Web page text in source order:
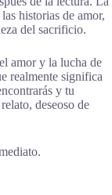
historias de amor,
del sacrificio.
amor y la lucha de
realmente significa
y tu
deseoso de